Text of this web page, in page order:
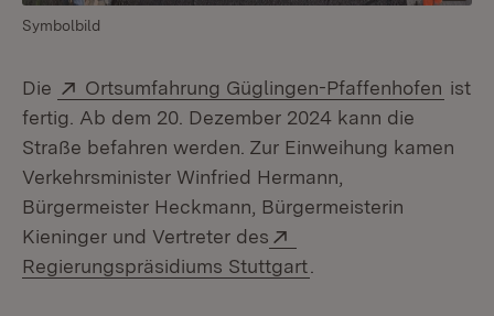
Symbolbild
Die Extern:
Ortsumfahrung Güglingen-Pfaffenhofen ist
fertig. Ab dem 20. Dezember 2024 kann die
Straße befahren werden. Zur Einweihung kamen
Verkehrsminister Winfried Hermann,
Bürgermeister Heckmann, Bürgermeisterin
Kieninger und Vertreter des
Regierungspräsidiums Stuttgart